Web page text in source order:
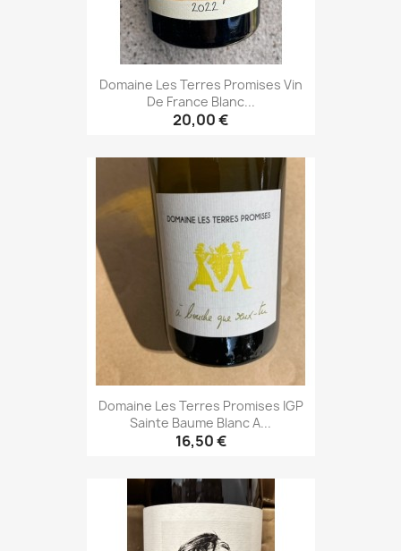
Domaine Les Terres Promises Vin
De France Blanc...
20,00 €
Domaine Les Terres Promises IGP
Sainte Baume Blanc A...
16,50 €